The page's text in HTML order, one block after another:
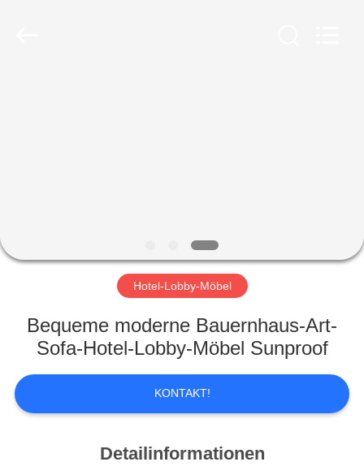
VR-
ÜBER
UNS
WERKSBESICHTIGUNG
Hotel-Lobby-Möbel
Bequeme moderne Bauernhaus-Art-
Sofa-Hotel-Lobby-Möbel Sunproof
KONTAKT!
Detailinformationen